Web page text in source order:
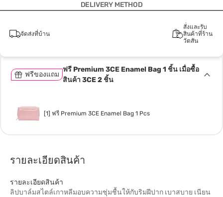
DELIVERY METHOD
จัดส่งที่บ้าน
สั่งและรับ
สินค้าที่ร้าน
วัตสัน
ฟรีของแถม
ฟรี Premium 3CE Enamel Bag 1 ชิ้น เมื่อซื้อ
สินค้า 3CE 2 ชิ้น
[1] ฟรี Premium 3CE Enamel Bag 1 Pcs
รายละเอียดสินค้า
รายละเอียดสินค้า
ลิปบาล์มสไตล์เกาหลีมอบความชุ่มชื้นให้กับริมฝีปาก เบาสบาย เนียน